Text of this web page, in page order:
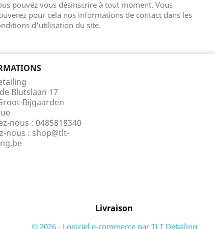
pouvez vous désinscrire à tout moment. Vous
pour cela nos informations de contact dans les
d'utilisation du site.
Blutslaan 17
Bijgaarden
nous : 0485818340
nous : shop@tlt-
Livraison
© 2026 - Logiciel e-commerce par TLT Detailing